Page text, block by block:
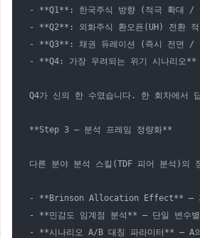
- **Q1**: 한국주식 방향 (적극 확대 /
- **Q2**: 외화주식 환오픈(UH) 전환 적
- **Q3**: 채권 듀레이션 (즉시 전면 /
- **Q4: 가장 우려되는 위기 시나리
Q4가 신의 한 수였습니다. 한 회차에
**Step 3 — 분석 프레임 정량화**
다른 분야 분석 스킬(TDF 피어 분석)의
- **Brinson Allocation Effect** — 지
- **민감도 임계점 분석** — 단일 변수
- **시나리오 A/B 대칭 파라미터** —